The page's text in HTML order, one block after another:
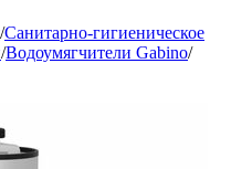
/Санитарно-гигиеническое
/Водоумягчители Gabino/